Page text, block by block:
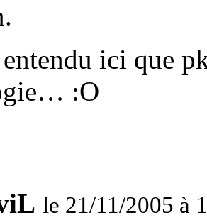
entendu ici que
:O
le 21/11/2005 à